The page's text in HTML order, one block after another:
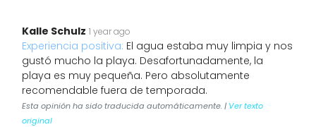
Kalle Schulz 1 year ago
Experiencia positiva: El agua estaba muy limpia y nos
gustó mucho la playa. Desafortunadamente, la
playa es muy pequeña. Pero absolutamente
recomendable fuera de temporada.
Esta opinión ha sido traducida automáticamente. | Ver texto
original